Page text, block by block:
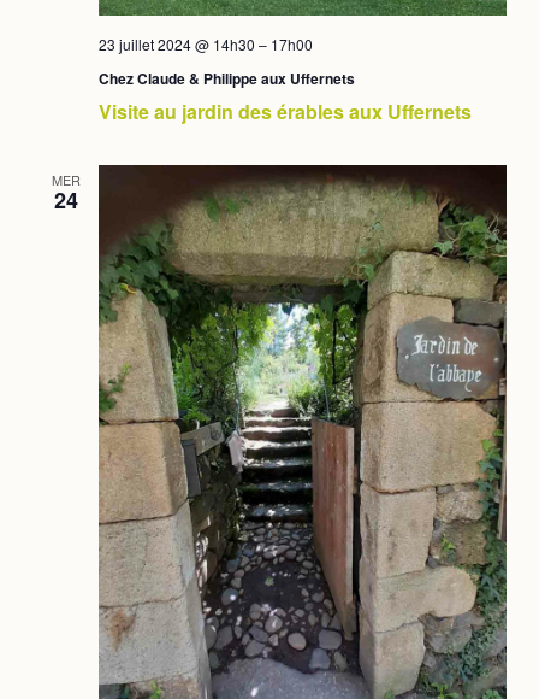
Visite au jardin des érables aux Uffernets
23 juillet 2024 @ 14h30 – 17h00
Chez Claude & Philippe aux Uffernets
MER
24